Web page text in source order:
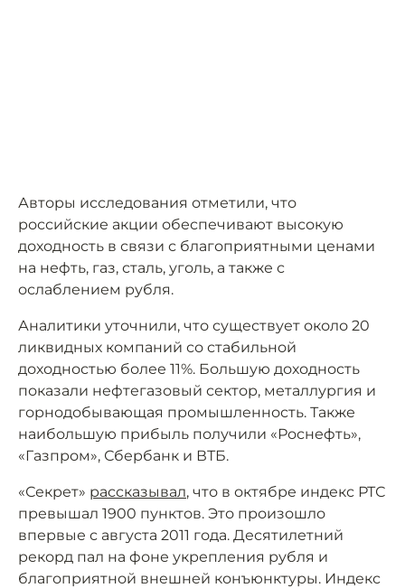
Авторы исследования отметили, что
российские акции обеспечивают высокую
доходность в связи с благоприятными ценами
на нефть, газ, сталь, уголь, а также с
ослаблением рубля.
Аналитики уточнили, что существует около 20
ликвидных компаний со стабильной
доходностью более 11%. Большую доходность
показали нефтегазовый сектор, металлургия и
горнодобывающая промышленность. Также
наибольшую прибыль получили «Роснефть»,
«Газпром», Сбербанк и ВТБ.
«Секрет» рассказывал, что в октябре индекс РТС
превышал 1900 пунктов. Это произошло
впервые с августа 2011 года. Десятилетний
рекорд пал на фоне укрепления рубля и
благоприятной внешней конъюнктуры. Индекс